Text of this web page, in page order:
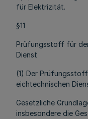
für Elektrizität.
§11
Prüfungsstoff für
Dienst
(1) Der
eichtechnischen
Gesetzliche
insbesondere die